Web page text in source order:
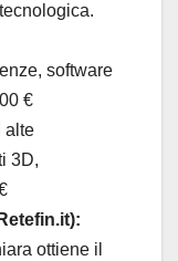
software
€
alte
3D,
ottiene il